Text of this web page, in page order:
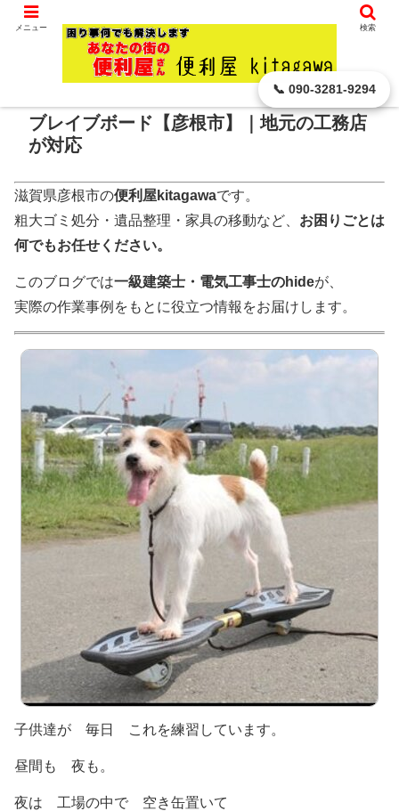
家族の話題・お出かけ・イベント
ブレイブボード【彦根市】｜地元の工務店
が対応
滋賀県彦根市の便利屋kitagawaです。
粗大ゴミ処分・遺品整理・家具の移動など、 お困りごとは
何でもお任せください。
このブログでは一級建築士・電気工事士のhideが、
実際の作業事例をもとに役立つ情報をお届けします。
子供達が 毎日 これを練習しています。
昼間も 夜も。
夜は 工場の中で 空き缶置いて
メニュー 検索
📞 090-3281-9294